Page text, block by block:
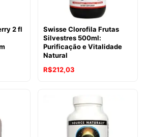
2 fl
Swisse Clorofila Frutas
Silvestres 500ml:
Purificação e Vitalidade
Natural
R$212,03